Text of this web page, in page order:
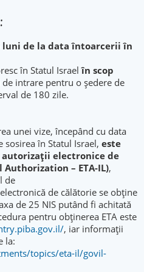
de la data întoarcerii în
în Statul Israelîn scop
intrare pentru o ședere de
de 180 zile.
unei vize, începând cu data
în Statul Israel, este
electronice de
– ETA-IL),
de
de călătorie se obține
de 25 NIS putând fi achitată
pentru obținerea ETA este
, iar informații
la:
topics/eta-il/govil-